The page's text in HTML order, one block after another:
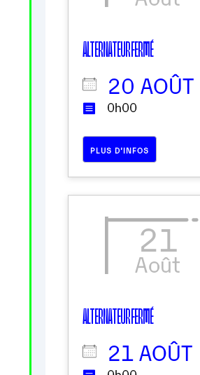
ALTERNATEUR FERMÉ
20 AOÛT
0h00
PLUS D’INFOS
21
Août
ALTERNATEUR FERMÉ
21 AOÛT